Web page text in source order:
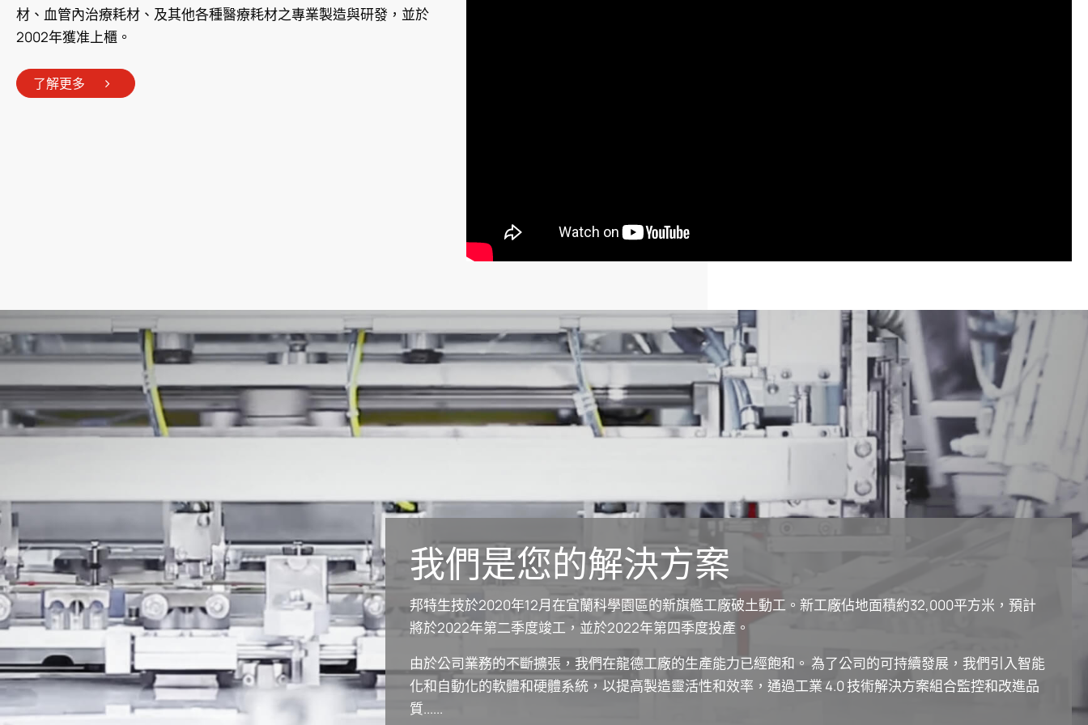
材、血管內治療耗材、及其他各種醫療耗材之專業製造與研發，並於
2002年獲准上櫃。
了解更多
我們是您的解決方案
邦特生技於2020年12月在宜蘭科學園區的新旗艦工廠破土動工。新工廠佔地面積約32,000平方米，預計
將於2022年第二季度竣工，並於2022年第四季度投產。
由於公司業務的不斷擴張，我們在龍德工廠的生產能力已經飽和。 為了公司的可持續發展，我們引入智能
化和自動化的軟體和硬體系統，以提高製造靈活性和效率，通過工業 4.0 技術解決方案組合監控和改進品
質......
繁體中文 English 简体中文